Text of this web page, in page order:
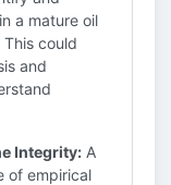
a mature oil
could
and
Integrity: A
of empirical